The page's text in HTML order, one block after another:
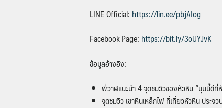
LINE Official: https://lin.ee/pbjAIog
Facebook Page: https://bit.ly/3oUYJvK
ข้อมูลอ้างอิง:
พี่วาฬแนะนำ 4 จุดชมวิวของหัวหิน “มุมนี้ดีที่
จุดชมวิว เขาหินเหล็กไฟ ที่เที่ยวหัวหิน ประ